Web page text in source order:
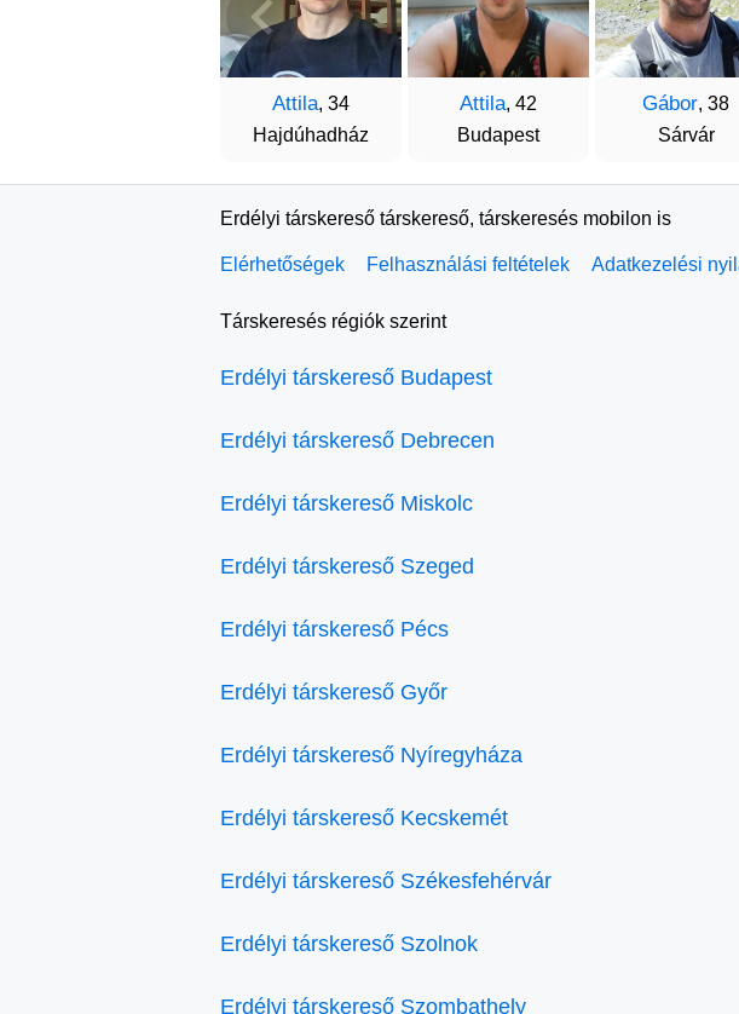
Attila, 34
Hajdúhadház
Attila, 42
Budapest
Gábor, 38
Sárvár
Erdélyi társkereső társkereső, társkeresés mobilon is
Elérhetőségek Felhasználási feltételek Adatkezelési
Társkeresés régiók szerint
Erdélyi társkereső Budapest
Erdélyi társkereső Debrecen
Erdélyi társkereső Miskolc
Erdélyi társkereső Szeged
Erdélyi társkereső Pécs
Erdélyi társkereső Győr
Erdélyi társkereső Nyíregyháza
Erdélyi társkereső Kecskemét
Erdélyi társkereső Székesfehérvár
Erdélyi társkereső Szolnok
Erdélyi társkereső Szombathely